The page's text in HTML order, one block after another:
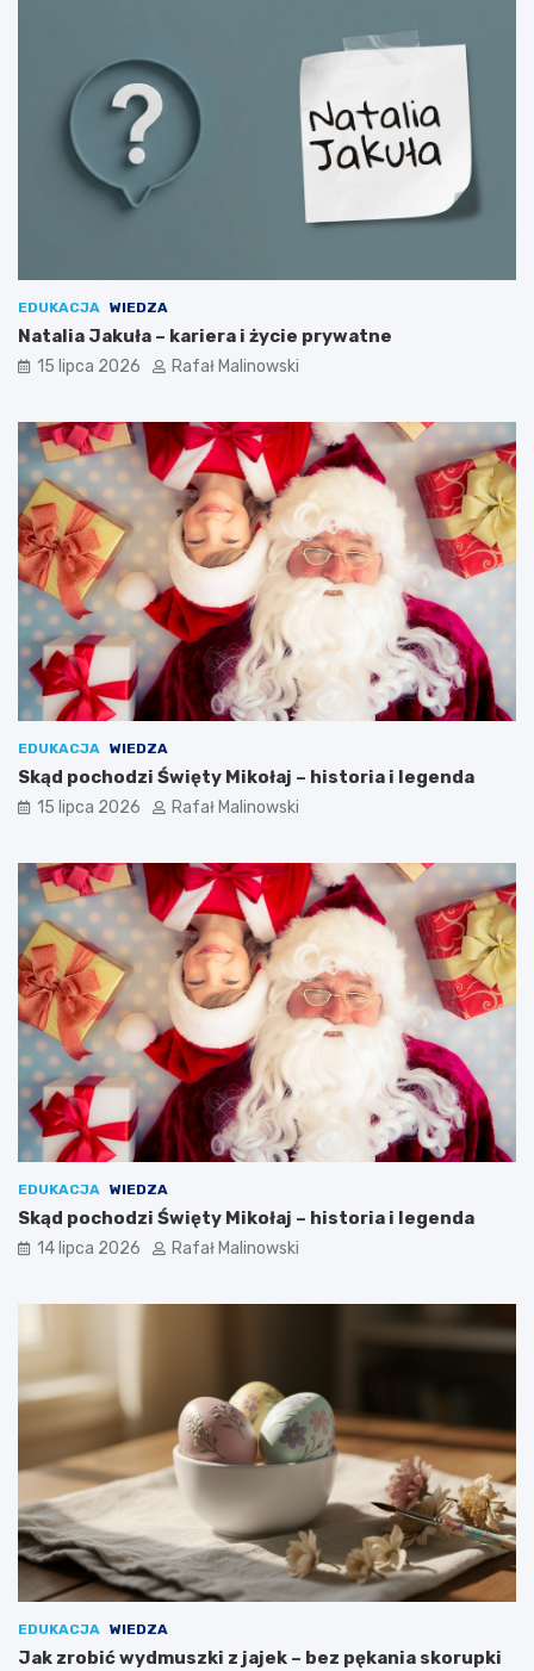
EDUKACJA WIEDZA
Natalia Jakuła – kariera i życie prywatne
15 lipca 2026 Rafał Malinowski
EDUKACJA WIEDZA
Skąd pochodzi Święty Mikołaj – historia i legenda
15 lipca 2026 Rafał Malinowski
EDUKACJA WIEDZA
Skąd pochodzi Święty Mikołaj – historia i legenda
14 lipca 2026 Rafał Malinowski
EDUKACJA WIEDZA
Jak zrobić wydmuszki z jajek – bez pękania skorupki